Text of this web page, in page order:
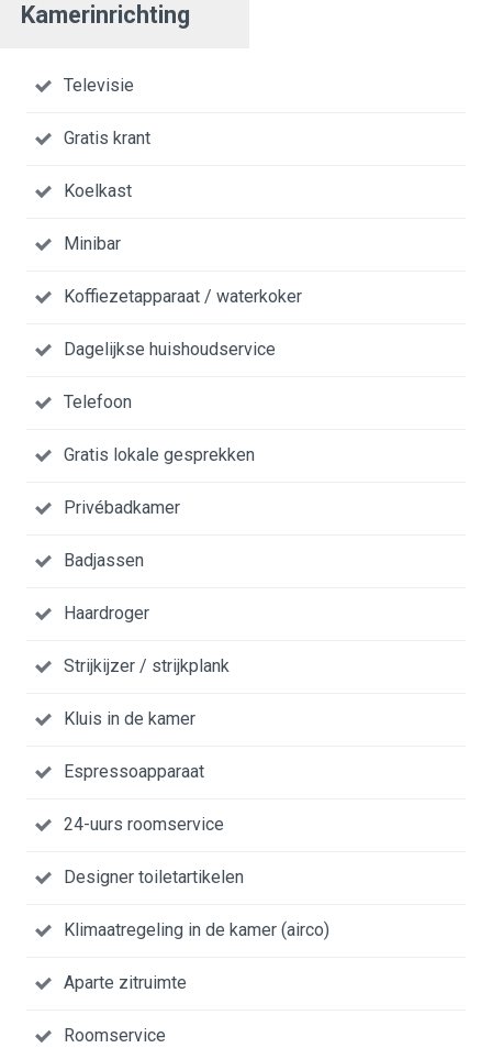
Kamerinrichting
Televisie
Gratis krant
Koelkast
Minibar
Koffiezetapparaat / waterkoker
Dagelijkse huishoudservice
Telefoon
Gratis lokale gesprekken
Privébadkamer
Badjassen
Haardroger
Strijkijzer / strijkplank
Kluis in de kamer
Espressoapparaat
24-uurs roomservice
Designer toiletartikelen
Klimaatregeling in de kamer (airco)
Aparte zitruimte
Roomservice